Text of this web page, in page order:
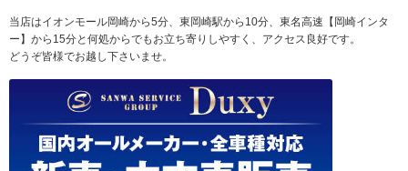
当店はイオンモール岡崎から5分、東岡崎駅から10分、東名高速【岡崎インタ
ー】から15分と何処からでもお立ち寄りしやすく、アクセス良好です。
どうぞ皆様でお越し下さいませ。